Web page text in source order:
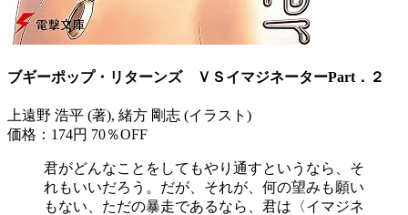
ブギーポップ・リターンズ ＶＳイマジネーターPart．２
上遠野 浩平 (著), 緒方 剛志 (イラスト)
価格：174円 70％OFF
君がどんなことをしてもやり通すというなら、そ
れもいいだろう。だが、それが、何の望みも願い
もない、ただの暴走であるなら、君は〈イマジネ